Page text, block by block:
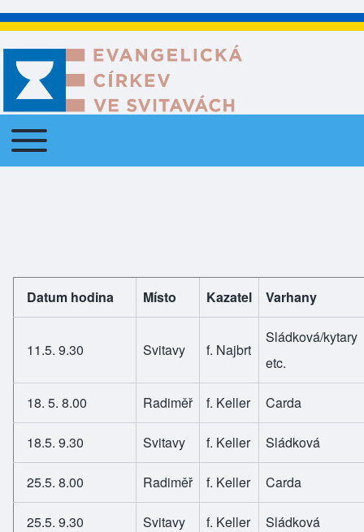
Main navigation
Toggle main menu
Datum hodina Místo Kazatel Varhany
11.5. 9.30 Svitavy f. Najbrt
Sládková/kytary
etc.
18. 5. 8.00 Radiměř f. Keller Carda
18.5. 9.30 Svitavy f. Keller Sládková
25.5. 8.00 Radiměř f. Keller Carda
25.5. 9.30 Svitavy f. Keller Sládková